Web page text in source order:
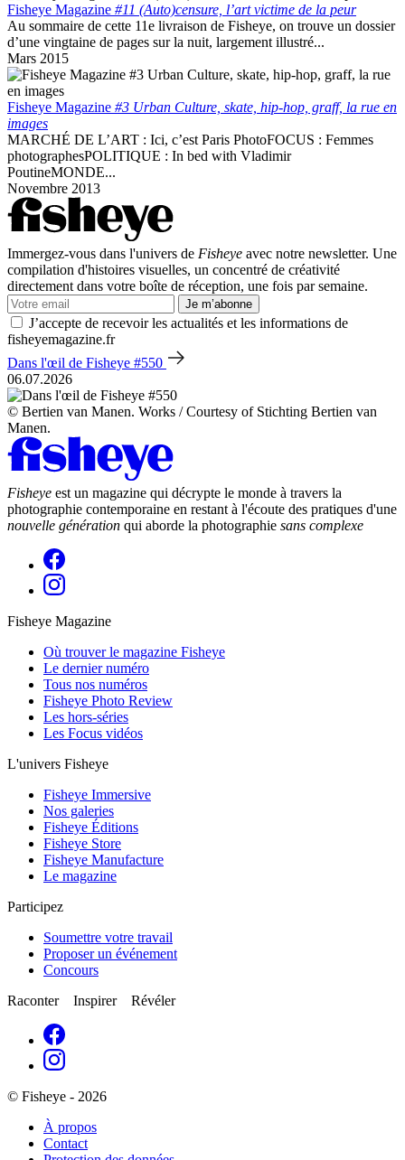
Fisheye Magazine #11 (Auto)censure, l’art victime de la peur
Au sommaire de cette 11e livraison de Fisheye, on trouve un dossier
d’une vingtaine de pages sur la nuit, largement illustré...
Mars 2015
Fisheye Magazine #3 Urban Culture, skate, hip-hop, graff, la rue en
images
MARCHÉ DE L’ART : Ici, c’est Paris PhotoFOCUS : Femmes
photographesPOLITIQUE : In bed with Vladimir
PoutineMONDE...
Novembre 2013
Immergez-vous dans l'univers de Fisheye avec notre newsletter. Une
compilation d'histoires visuelles, un concentré de créativité
directement dans votre boîte de réception, une fois par semaine.
Je m’abonne
J’accepte de recevoir les actualités et les informations de
fisheyemagazine.fr
Dans l'œil de Fisheye #550
06.07.2026
© Bertien van Manen. Works / Courtesy of Stichting Bertien van
Manen.
Fisheye est un magazine qui décrypte le monde à travers la
photographie contemporaine en restant à l'écoute des pratiques d'une
nouvelle génération qui aborde la photographie sans complexe
Fisheye Magazine
Où trouver le magazine Fisheye
Le dernier numéro
Tous nos numéros
Fisheye Photo Review
Les hors-séries
Les Focus vidéos
L'univers Fisheye
Fisheye Immersive
Nos galeries
Fisheye Éditions
Fisheye Store
Fisheye Manufacture
Le magazine
Participez
Soumettre votre travail
Proposer un événement
Concours
Raconter Inspirer Révéler
© Fisheye - 2026
À propos
Contact